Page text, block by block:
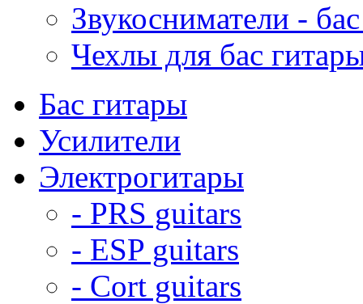
Звукосниматели -
Чехлы для бас
Бас гитары
Усилители
Электрогитары
- PRS guitars
- ESP guitars
- Cort guitars